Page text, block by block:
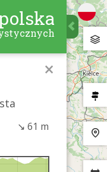
×
↘ 61 m